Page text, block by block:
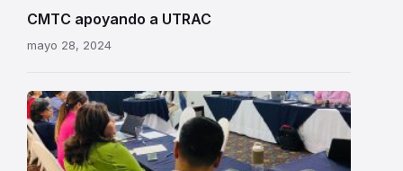
CMTC apoyando a UTRAC
mayo 28, 2024